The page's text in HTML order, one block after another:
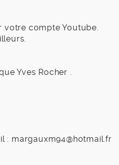
votre compte Youtube.
Yves Rocher .
: margauxm94@hotmail.fr